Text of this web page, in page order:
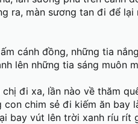
ra, màn sương tan đi để
cánh đồng, những tia
lên những tia sáng muôn
đi xa, lần nào về thăm
con chim sẻ đi kiếm ăn bay
bay vút lên trời xanh ríu rít